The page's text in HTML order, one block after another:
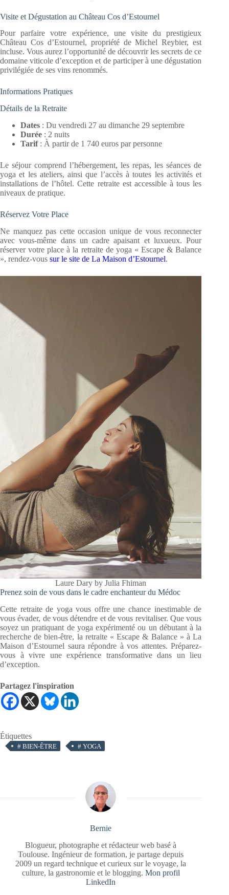
Visite et Dégustation au Château Cos d’Estournel
Pour parfaire votre expérience, une visite du prestigieux
Château Cos d’Estournel, propriété de Michel Reybier, est
incluse. Vous aurez l’opportunité de découvrir les secrets de ce
domaine viticole d’exception et de participer à une dégustation
privilégiée de ses vins renommés.
Informations Pratiques
Détails de la Retraite
Dates : Du vendredi 27 au dimanche 29 septembre
Durée : 2 nuits
Tarif: À partir de 1 740 euros par personne
Le séjour comprend l’hébergement, les repas, les séances de
yoga et les ateliers, ainsi que l’accès à toutes les activités et
installations de l’hôtel. Cette retraite est accessible à tous les
niveaux de pratique.
Réservez Votre Place
Ne manquez pas cette occasion unique de vous reconnecter
avec vous-même dans un cadre apaisant et luxueux. Pour
réserver votre place à la retraite de yoga « Escape & Balance
», rendez-vous sur le site de La Maison d’Estournel.
Laure Dary by Julia Fhiman
Prenez soin de vous dans le cadre enchanteur du Médoc
Cette retraite de yoga vous offre une chance inestimable de
vous évader, de vous détendre et de vous revitaliser. Que vous
soyez un pratiquant de yoga expérimenté ou un débutant à la
recherche de bien-être, la retraite « Escape & Balance » à La
Maison d’Estournel saura répondre à vos attentes. Préparez-
vous à vivre une expérience transformative dans un lieu
d’exception.
Partagez l'inspiration
Étiquettes
# BIEN-ÊTRE # YOGA
Bernie
Blogueur, photographe et rédacteur web basé à
Toulouse. Ingénieur de formation, je partage depuis
2009 un regard technique et curieux sur le voyage, la
culture, la gastronomie et le blogging. Mon profil
LinkedIn